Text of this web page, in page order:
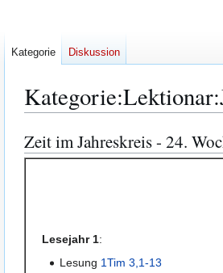
Kategorie:
Zur
Navigation
Zur
Suche
Zeit im Jahreskreis - 24.
Lesejahr 1:
Lesung 1Tim 3,1-13
Kategorie Diskussion